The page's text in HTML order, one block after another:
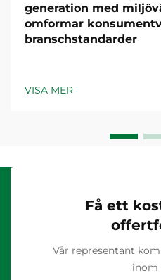
generation med
omformar
branschstandarder
VISA MER
Få ett
Vår representant
inom